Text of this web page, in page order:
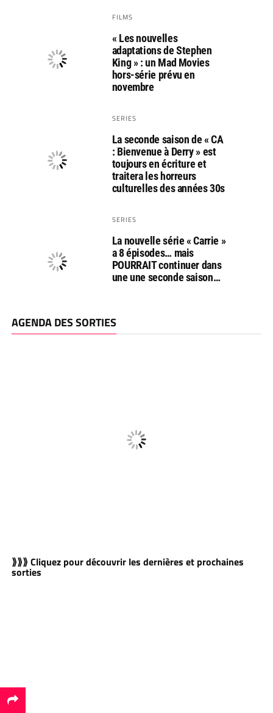
FILMS
« Les nouvelles
adaptations de Stephen
King » : un Mad Movies
hors-série prévu en
novembre
SERIES
La seconde saison de « CA
: Bienvenue à Derry » est
toujours en écriture et
traitera les horreurs
culturelles des années 30s
SERIES
La nouvelle série « Carrie »
a 8 épisodes… mais
POURRAIT continuer dans
une une seconde saison…
AGENDA DES SORTIES
⟫⟫⟫ Cliquez pour découvrir les dernières et prochaines
sorties